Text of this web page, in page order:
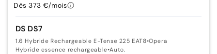
DS DS7
1.6 Hybride Rechargeable E-Tense 225 EAT8•Opera
Hybride essence rechargeable•Auto.
Dès 373 €/mois